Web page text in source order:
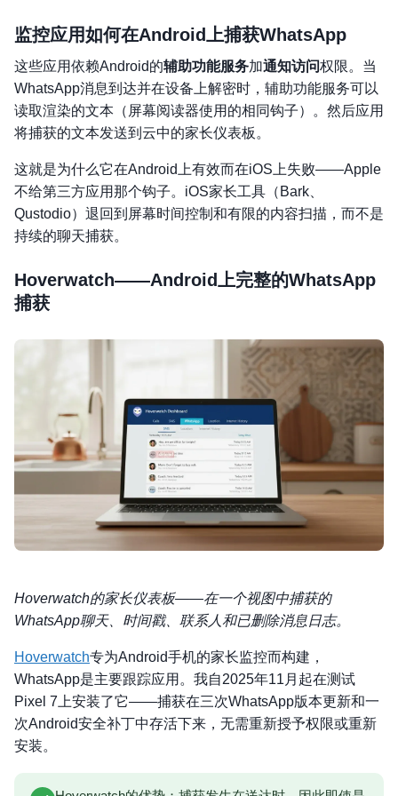
监控应用如何在Android上捕获WhatsApp
这些应用依赖Android的辅助功能服务加通知访问 权限。当
WhatsApp消息到达并在设备上解密时，辅助功能服务可以
读取渲染的文本（屏幕阅读器使用的相同钩子）。然后应用
将捕获的文本发送到云中的家长仪表板。
这就是为什么它在Android上有效而在iOS上失败——Apple
不给第三方应用那个钩子。iOS家长工具（Bark、
Qustodio）退回到屏幕时间控制和有限的内容扫描，而不是
持续的聊天捕获。
Hoverwatch——Android上完整的WhatsApp
捕获
Hoverwatch的家长仪表板——在一个视图中捕获的
WhatsApp聊天、时间戳、联系人和已删除消息日志。
Hoverwatch专为Android手机的家长监控而构建，
WhatsApp是主要跟踪应用。我自2025年11月起在测试
Pixel 7上安装了它——捕获在三次WhatsApp版本更新和一
次Android安全补丁中存活下来，无需重新授予权限或重新
安装。